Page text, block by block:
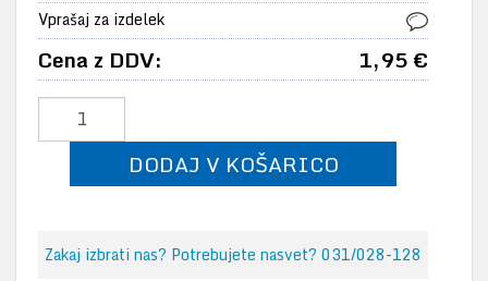
Vprašaj za izdelek
Cena z DDV: 1,95 €
DODAJ V KOŠARICO
Zakaj izbrati nas? Potrebujete nasvet? 031/028-128